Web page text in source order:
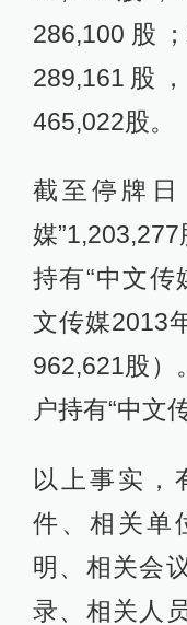
286,100股
289,161股
465,022股。
截至停牌日
媒
持有“中文传
文传媒2013
962,621股）
户持有“中文
以上事实，
件、相关单
明、相关会
录、相关人